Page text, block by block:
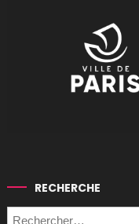
RECHERCHE